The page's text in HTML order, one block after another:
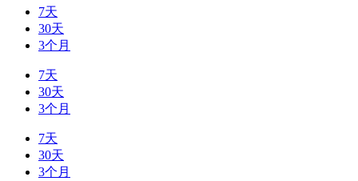
7天
30天
3个月
7天
30天
3个月
7天
30天
3个月